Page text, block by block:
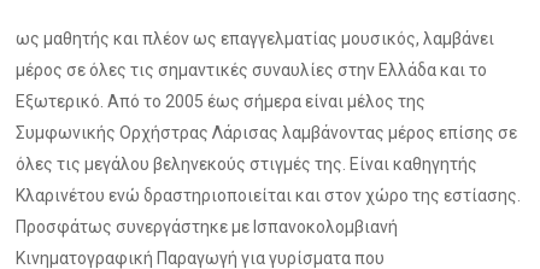
ως μαθητής και πλέον ως επαγγελματίας μουσικός, λαμβάνει
μέρος σε όλες τις σημαντικές συναυλίες στην Ελλάδα και το
Εξωτερικό. Από το 2005 έως σήμερα είναι μέλος της
Συμφωνικής Ορχήστρας Λάρισας λαμβάνοντας μέρος επίσης σε
όλες τις μεγάλου βεληνεκούς στιγμές της. Είναι καθηγητής
Κλαρινέτου ενώ δραστηριοποιείται και στον χώρο της εστίασης.
Προσφάτως συνεργάστηκε με Ισπανοκολομβιανή
Κινηματογραφική Παραγωγή για γυρίσματα που